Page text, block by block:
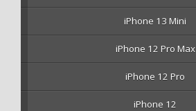
iPhone 13 Mini
iPhone 12 Pro Max
iPhone 12 Pro
iPhone 12